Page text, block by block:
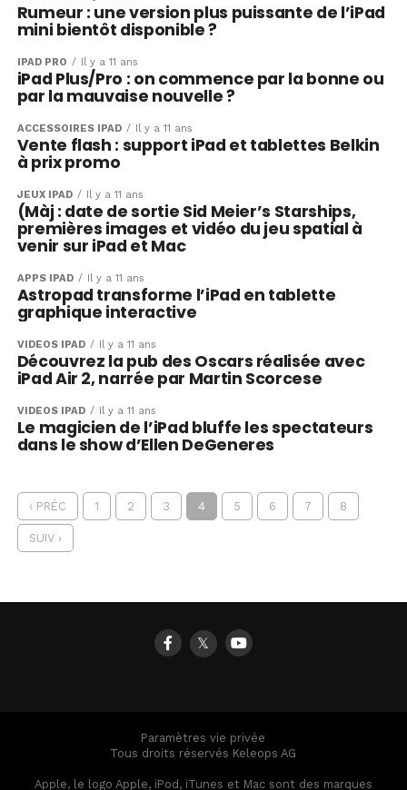
Rumeur : une version plus puissante de l’iPad
mini bientôt disponible ?
IPAD PRO Il y a 11 ans
iPad Plus/Pro : on commence par la bonne ou
par la mauvaise nouvelle ?
ACCESSOIRES IPAD Il y a 11 ans
Vente flash : support iPad et tablettes Belkin
à prix promo
JEUX IPAD Il y a 11 ans
(Màj : date de sortie Sid Meier’s Starships,
premières images et vidéo du jeu spatial à
venir sur iPad et Mac
APPS IPAD Il y a 11 ans
Astropad transforme l’iPad en tablette
graphique interactive
VIDÉOS IPAD Il y a 11 ans
Découvrez la pub des Oscars réalisée avec
iPad Air 2, narrée par Martin Scorcese
VIDÉOS IPAD Il y a 11 ans
Le magicien de l’iPad bluffe les spectateurs
dans le show d’Ellen DeGeneres
‹ PRÉC 1 2 3 4 5 6 7 8
SUIV ›
𝕏
Paramètres vie privée
Tous droits réservés Keleops AG
Apple, le logo Apple, iPod, iTunes et Mac sont des marques